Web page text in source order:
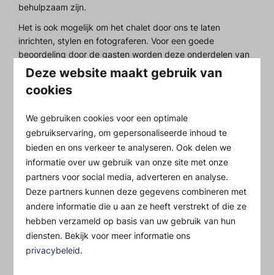
behulpzaam zijn.
Het is ook mogelijk om het chalet door ons te laten
inrichten, stylen en fotograferen. Voor een goede
beoordeling door de gasten worden deze onderdelen van
de verhuur steeds belangrijker.
Dat is geen enkel probleem. Echter, alleen als het chalet
beschikbaar is. Aangezien wij contracten aangaan met
diverse touroperators zijn wij verplicht hun boekingen ook
in te vullen. Is uw chalet niet verhuurd, dan kunt u het zelf
gebruiken.
Belastingen en BTW
Indien u uw chalet voor minimaal 140 dagen per jaar ter
beschikking stelt voor de verhuur bent u BTW-plichtig. Dat
Deze website maakt gebruik van
cookies
We gebruiken cookies voor een optimale
gebruikservaring, om gepersonaliseerde inhoud te
bieden en ons verkeer te analyseren. Ook delen we
informatie over uw gebruik van onze site met onze
partners voor social media, adverteren en analyse.
Deze partners kunnen deze gegevens combineren met
andere informatie die u aan ze heeft verstrekt of die ze
hebben verzameld op basis van uw gebruik van hun
diensten. Bekijk voor meer informatie ons
privacybeleid.